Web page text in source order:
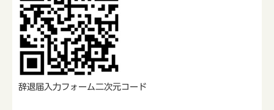
辞退届入力フォーム二次元コード